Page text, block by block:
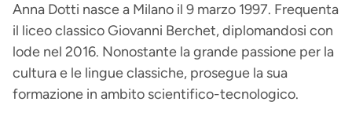
Anna Dotti nasce a Milano il 9 marzo 1997. Frequenta
il liceo classico Giovanni Berchet, diplomandosi con
lode nel 2016. Nonostante la grande passione per la
cultura e le lingue classiche, prosegue la sua
formazione in ambito scientifico-tecnologico.